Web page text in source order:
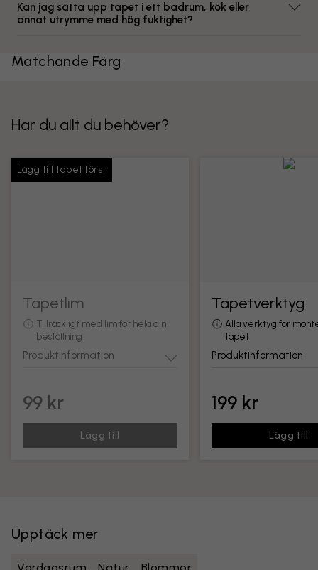
Kan jag sätta upp tapet i ett badrum, kök eller
annat utrymme med hög fuktighet?
Matchande Färg
Har du allt du behöver?
Lägg till tapet först
Tapetlim
Tillräckligt med lim för hela din
beställning
Produktinformation
99 kr
Lägg till
Tapetverktyg
Alla verktyg för
tapet
Produktinformation
199 kr
Lägg till
Upptäck mer